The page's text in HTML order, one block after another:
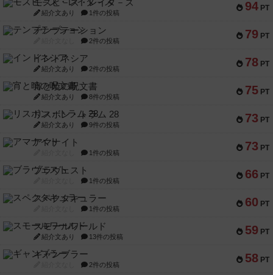
94 PT
モズビ－ズ・レイダ－ズ
紹介文あり 1件の投稿
79 PT
テンプテーション
2件の投稿
78 PT
インドネシア
紹介文あり 2件の投稿
75 PT
宵と暁の呪文書
紹介文あり 8件の投稿
73 PT
リスボン・トラム 28
紹介文あり 9件の投稿
73 PT
アマナイト
1件の投稿
66 PT
ブラヴェスト
1件の投稿
60 PT
スペクタキュラー
1件の投稿
59 PT
スモールワールド
紹介文あり 13件の投稿
58 PT
ギャンブラー
2件の投稿